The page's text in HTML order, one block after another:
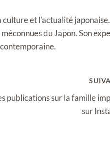
culture et l'actualité
du Japon. Son
publications sur la famille
sur